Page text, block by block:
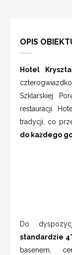
OPIS
Hotel
Szklarskiej
restauracji.
tradycji, co
do każdego
Do
standardzie 4*
basenem,